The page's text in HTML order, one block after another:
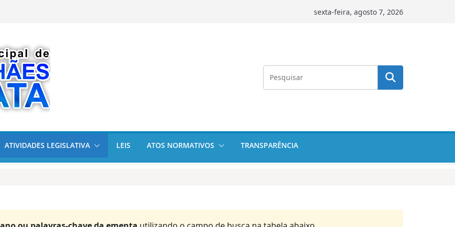
visitas
cumpre
Militar em
sexta-feira, agosto 7, 2026
ATIVIDADES LEGISLATIVA LEIS ATOS NORMATIVOS TRANSPARÊNCIA